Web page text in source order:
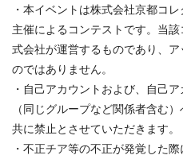
・本イベントは株式会社京都コ
主催によるコンテストです。当
式会社が運営するものであり、
のではありません。
・自己アカウントおよび、自己
（同じグループなど関係者含む
共に禁止とさせていただきます。
・不正チア等の不正が発覚した